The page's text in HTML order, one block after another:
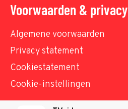
Voorwaarden & privacy
Algemene voorwaarden
Privacy statement
Cookiestatement
Cookie-instellingen